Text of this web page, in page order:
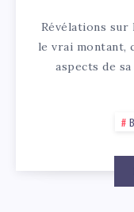
Révélations sur
le vrai montant,
aspects de